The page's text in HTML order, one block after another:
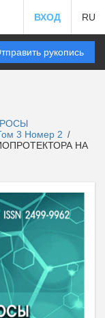
ВХОД RU
рукопись
3 Номер 2 /
НА